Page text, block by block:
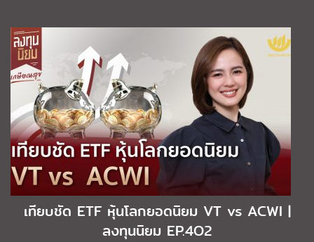
เทียบชัด ETF หุ้นโลกยอดนิยม VT vs ACWI |
ลงทุนนิยม EP.4O2